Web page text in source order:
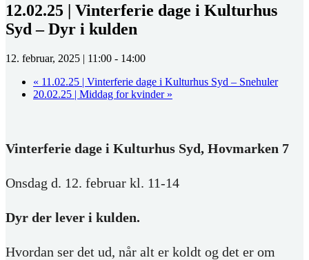
12.02.25 | Vinterferie dage i Kulturhus
Syd – Dyr i kulden
12. februar, 2025 | 11:00 - 14:00
« 11.02.25 | Vinterferie dage i Kulturhus Syd – Snehuler
20.02.25 | Middag for kvinder »
Vinterferie dage i Kulturhus Syd, Hovmarken 7
Onsdag d. 12. februar kl. 11-14
Dyr der lever i kulden.
Hvordan ser det ud, når alt er koldt og det er om